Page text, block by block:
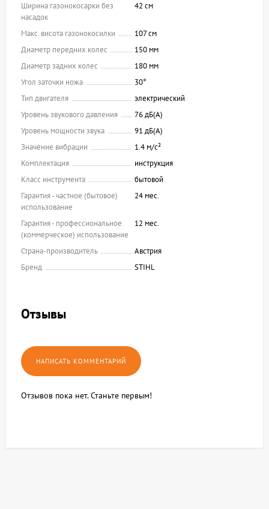
Ширина газонокосарки без
насадок
42 см
Макс. висота газонокосилки
107 см
Диаметр передних колес
150 мм
Диаметр задних колес
180 мм
Угол заточки ножа
30°
Тип двигателя
электрический
Уровень звукового давления
76 дБ(А)
Уровень мощности звука
91 дБ(А)
Значение вибрации
1.4 м/с²
Комплектация
инструкция
Класс инструмента
бытовой
Гарантия - частное (бытовое)
использование
24 мес.
Гарантия - профессиональное
(коммерческое) использование
12 мес.
Страна-производитель
Австрия
Бренд
STIHL
Отзывы
Отзывов пока нет. Станьте первым!